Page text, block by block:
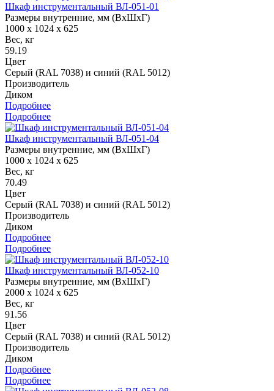
Шкаф инструментальный ВЛ-051-01
Размеры внутренние, мм (ВхШхГ)
1000 x 1024 x 625
Вес, кг
59.19
Цвет
Серый (RAL 7038) и синий (RAL 5012)
Производитель
Диком
Подробнее
Подробнее
Шкаф инструментальный ВЛ-051-04
Размеры внутренние, мм (ВхШхГ)
1000 x 1024 x 625
Вес, кг
70.49
Цвет
Серый (RAL 7038) и синий (RAL 5012)
Производитель
Диком
Подробнее
Подробнее
Шкаф инструментальный ВЛ-052-10
Размеры внутренние, мм (ВхШхГ)
2000 x 1024 x 625
Вес, кг
91.56
Цвет
Серый (RAL 7038) и синий (RAL 5012)
Производитель
Диком
Подробнее
Подробнее